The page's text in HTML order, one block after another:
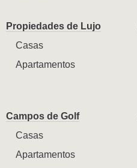
Propiedades de Lujo
Casas
Apartamentos
Campos de Golf
Casas
Apartamentos